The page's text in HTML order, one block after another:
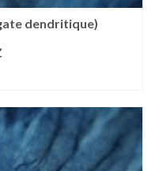
dendritique)